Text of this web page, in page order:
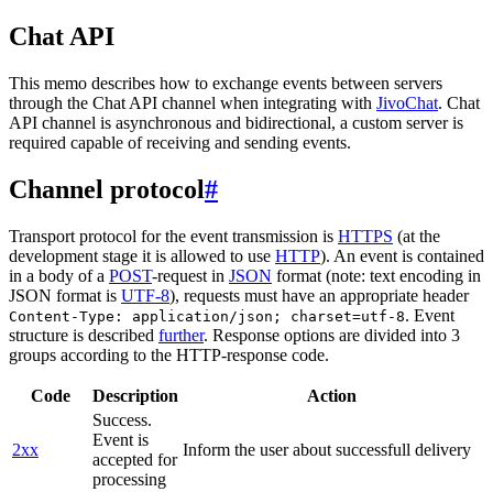
Chat API
This memo describes how to exchange events between servers
through the Chat API channel when integrating with JivoChat. Chat
API channel is asynchronous and bidirectional, a custom server is
required capable of receiving and sending events.
Channel protocol#
Transport protocol for the event transmission is HTTPS (at the
development stage it is allowed to use HTTP). An event is contained
in a body of a POST-request in JSON format (note: text encoding in
JSON format is UTF-8), requests must have an appropriate header
Content-Type: application/json; charset=utf-8. Event
structure is described further. Response options are divided into 3
groups according to the HTTP-response code.
Code Description Action
2xx
Success.
Event is
accepted for
processing
Inform the user about successfull delivery